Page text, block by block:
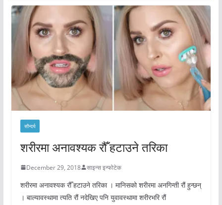
सौन्दर्य
शरीरमा अनावश्यक रौँ हटाउने तरिका
December 29, 2018 साइन्स इन्फोटेक
शरीरमा अनावश्यक रौँ हटाउने तरिका । मानिसको शरीरमा अनगिन्ती रौं हुन्छन्
। बाल्यावस्थामा त्यति रौं नदेखिए पनि युवावस्थामा शरीरभरि रौं